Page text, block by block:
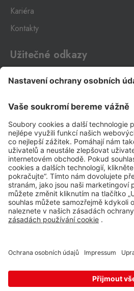
Kariéra
Kontakty
Užitečné odkazy
Ochrana osobních údajů
Aplikace Travel FREE ke
Sledujte nás na sociálních